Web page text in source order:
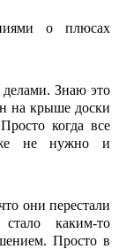
о плюсах
Знаю это
на крыше доски
когда все
не нужно и
они перестали
каким-то
Просто в